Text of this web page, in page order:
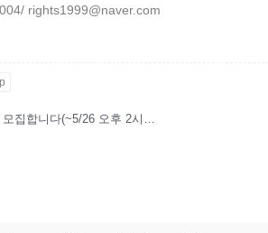
rights1999@naver.com
[채용공고] 상근활동가를 모집합니다(~5/26 오후 2시까지)